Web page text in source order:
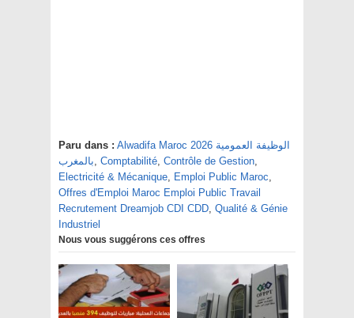
Paru dans : Alwadifa Maroc 2026 الوظيفة العمومية
بالمغرب, Comptabilité, Contrôle de Gestion,
Electricité & Mécanique, Emploi Public Maroc,
Offres d'Emploi Maroc Emploi Public Travail
Recrutement Dreamjob CDI CDD, Qualité & Génie
Industriel
Nous vous suggérons ces offres